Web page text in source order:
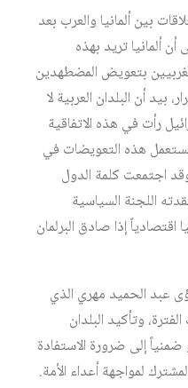
بين ألمانيا والعرب بعد
أن ألمانيا تريد بهذه
للغربيين بتعويض المضطهدين
بيد أن البلدان العربية لا
رأت في هذه الاتفاقية
هذه التعويضات في
اجتمعت كلمة الدول
اللجنة السياسية
اقتصادياً إذا صادق البرلمان
عبد الحميد مهري الذي
وتأكيد البلدان
ضمنياً إلى ضرورة الاستفادة
لمواجهة أعداء الأمة.